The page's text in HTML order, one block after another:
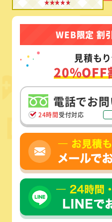
WEB限定 割
見積も
20%OFF
電話でお
24時間受付対応